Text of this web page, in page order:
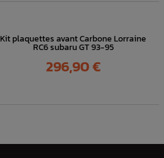
Kit plaquettes avant Carbone Lorraine
RC6 subaru GT 93-95
Prix
296,90 €